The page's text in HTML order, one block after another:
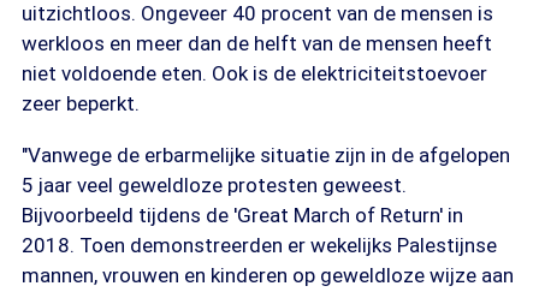
uitzichtloos. Ongeveer 40 procent van de mensen is
werkloos en meer dan de helft van de mensen heeft
niet voldoende eten. Ook is de elektriciteitstoevoer
zeer beperkt.
"Vanwege de erbarmelijke situatie zijn in de afgelopen
5 jaar veel geweldloze protesten geweest.
Bijvoorbeeld tijdens de 'Great March of Return' in
2018. Toen demonstreerden er wekelijks Palestijnse
mannen, vrouwen en kinderen op geweldloze wijze aan